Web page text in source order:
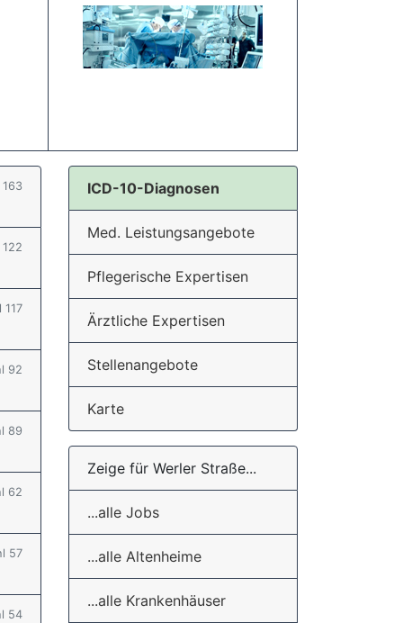
163
117
92
89
62
57
54
ICD-10-Diagnosen
Med. Leistungsangebote
Pflegerische Expertisen
Ärztliche Expertisen
Stellenangebote
Karte
Zeige für Werler Straße...
...alle Jobs
...alle Altenheime
...alle Krankenhäuser